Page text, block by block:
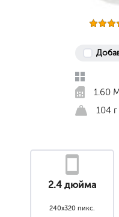
1.60
104 г
2.4 дюйма
240x320 пикс.